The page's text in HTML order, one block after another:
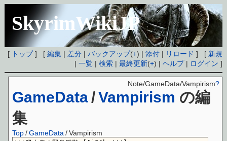
SkyrimWikiJP
[ トップ] [編集 | 差分 |バックアップ(+) |添付 | リロード ] [ 新規
|一覧 |検索 |最終更新(+) |ヘルプ| ログイン ]
GameData /Vampirism の編
集
Note/GameData/Vampirism?
Top /GameData /Vampirism